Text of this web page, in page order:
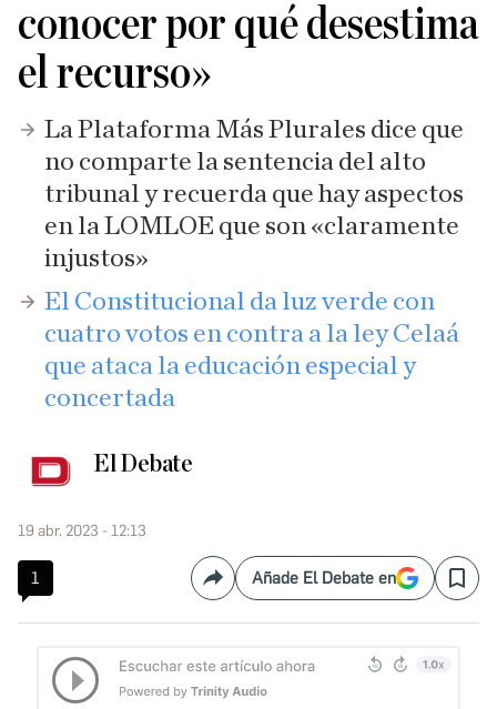
conocer por qué desestima
el recurso»
La Plataforma Más Plurales dice que
no comparte la sentencia del alto
tribunal y recuerda que hay aspectos
en la LOMLOE que son «claramente
injustos»
El Constitucional da luz verde con
cuatro votos en contra a la ley Celaá
que ataca la educación especial y
concertada
El Debate
19 abr. 2023 - 12:13
1 CompartirAñade El Debate en Save